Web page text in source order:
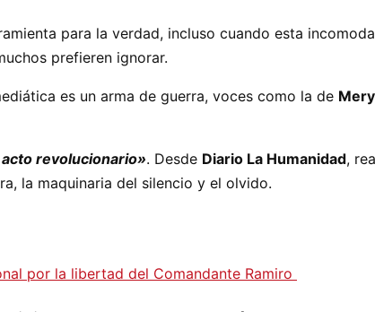
para la verdad, incluso cuando esta
prefieren ignorar.
es un arma de guerra, voces como la de
revolucionario». Desde Diario La Humanidad,
la maquinaria del silencio y el olvido.
por la libertad del Comandante Ramiro